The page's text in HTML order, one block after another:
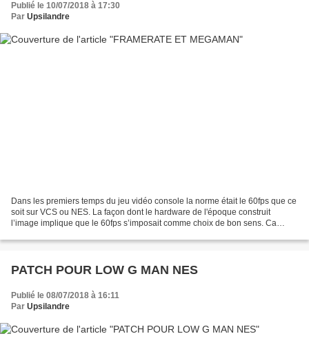
Publié le 10/07/2018 à 17:30
Par Upsilandre
Dans les premiers temps du jeu vidéo console la norme était le 60fps que ce
soit sur VCS ou NES. La façon dont le hardware de l'époque construit
l’image implique que le 60fps s’imposait comme choix de bon sens. Ca
PATCH POUR LOW G MAN NES
Publié le 08/07/2018 à 16:11
Par Upsilandre